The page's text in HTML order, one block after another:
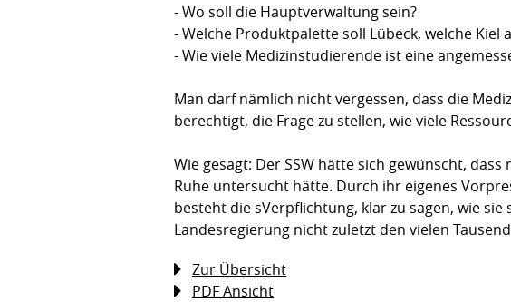
- Wo soll die Hauptverwaltung sein?
- Welche Produktpalette soll Lübeck, welche Kiel
- Wie viele Medizinstudierende ist eine
Man darf nämlich nicht vergessen, dass die
berechtigt, die Frage zu stellen, wie viele
Wie gesagt: Der SSW hätte sich gewünscht,
Ruhe untersucht hätte. Durch ihr eigenes
besteht die sVerpflichtung, klar zu sagen, wie
Landesregierung nicht zuletzt den vielen
Zur Übersicht
PDF Ansicht